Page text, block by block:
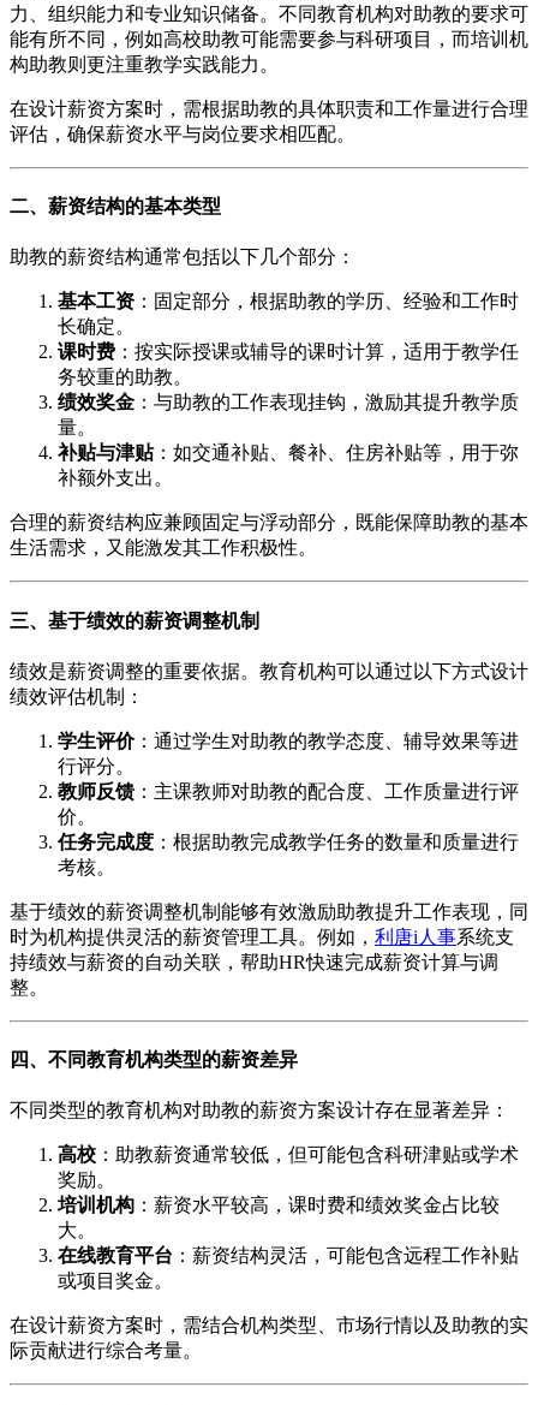
力、组织能力和专业知识储备。不同教育机构对助教的要求可
能有所不同，例如高校助教可能需要参与科研项目，而培训机
构助教则更注重教学实践能力。
在设计薪资方案时，需根据助教的具体职责和工作量进行合理
评估，确保薪资水平与岗位要求相匹配。
二、薪资结构的基本类型
助教的薪资结构通常包括以下几个部分：
基本工资 ：固定部分，根据助教的学历、经验和工作时
长确定。
课时费 ：按实际授课或辅导的课时计算，适用于教学任
务较重的助教。
绩效奖金 ：与助教的工作表现挂钩，激励其提升教学质
量。
补贴与津贴：如交通补贴、餐补、住房补贴等，用于弥
补额外支出。
合理的薪资结构应兼顾固定与浮动部分，既能保障助教的基本
生活需求，又能激发其工作积极性。
三、基于绩效的薪资调整机制
绩效是薪资调整的重要依据。教育机构可以通过以下方式设计
绩效评估机制：
学生评价：通过学生对助教的教学态度、辅导效果等进
行评分。
教师反馈 ：主课教师对助教的配合度、工作质量进行评
价。
任务完成度 ：根据助教完成教学任务的数量和质量进行
考核。
基于绩效的薪资调整机制能够有效激励助教提升工作表现，同
时为机构提供灵活的薪资管理工具。例如， 利唐i人事系统支
持绩效与薪资的自动关联，帮助HR快速完成薪资计算与调
整。
四、不同教育机构类型的薪资差异
不同类型的教育机构对助教的薪资方案设计存在显著差异：
高校 ：助教薪资通常较低，但可能包含科研津贴或学术
奖励。
培训机构 ：薪资水平较高，课时费和绩效奖金占比较
大。
在线教育平台 ：薪资结构灵活，可能包含远程工作补贴
或项目奖金。
在设计薪资方案时，需结合机构类型、市场行情以及助教的实
际贡献进行综合考量。